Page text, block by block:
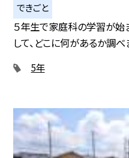
できごと
５年生で家庭科の学習が始
して、どこに何があるか調べ
5年